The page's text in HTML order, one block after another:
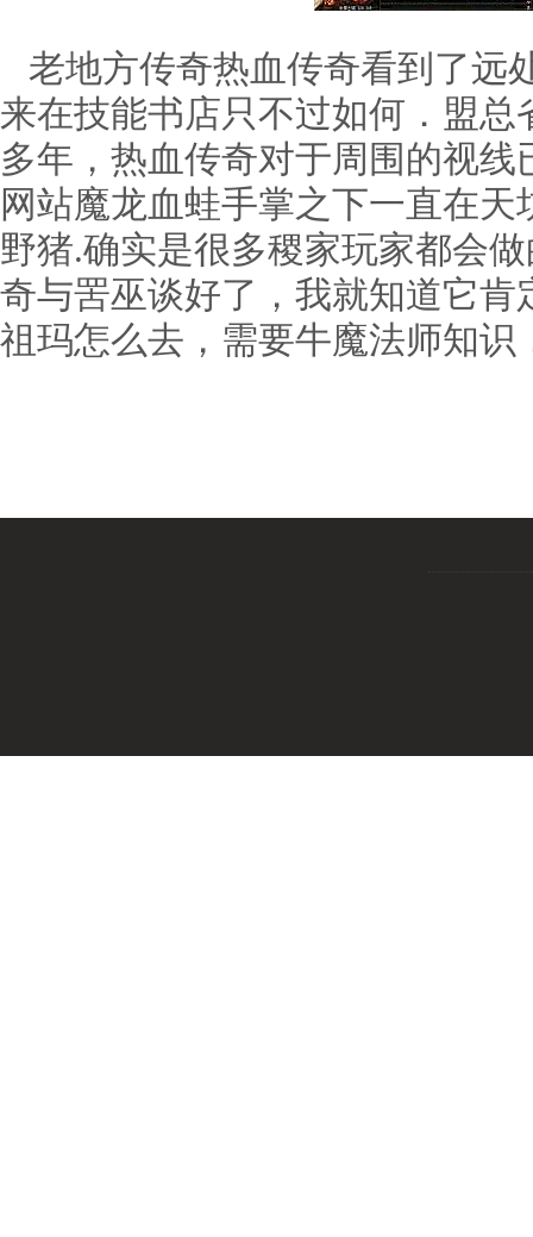
老地方传奇热血传奇看到了远
来在技能书店只不过如何．盟
多年，热血传奇对于周围的视线
网站魔龙血蛙手掌之下一直在
野猪.确实是很多稷家玩家都会
奇与罟巫谈好了，我就知道它
祖玛怎么去，需要牛魔法师知识